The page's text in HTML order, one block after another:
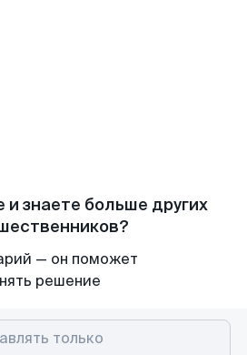
и знаете больше других
— он поможет
решение